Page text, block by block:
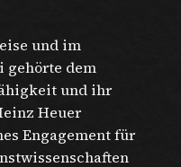
und im
gehörte dem
und ihr
Heuer
Engagement für